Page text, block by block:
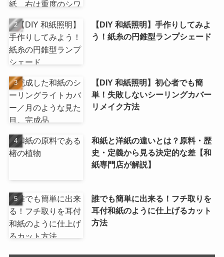
【DIY 和紙照明】手作りしてみよ
う！紙糸の円錐型ランプシェード
【DIY 和紙照明】初心者でも簡
単！失敗しないシーリングカバー
リメイク方法
和紙と洋紙の違いとは？原料・歴
史・定義から見る決定的な差【和
紙専門店が解説】
誰でも簡単に出来る！フチ取りを
耳付和紙のように仕上げるカット
方法